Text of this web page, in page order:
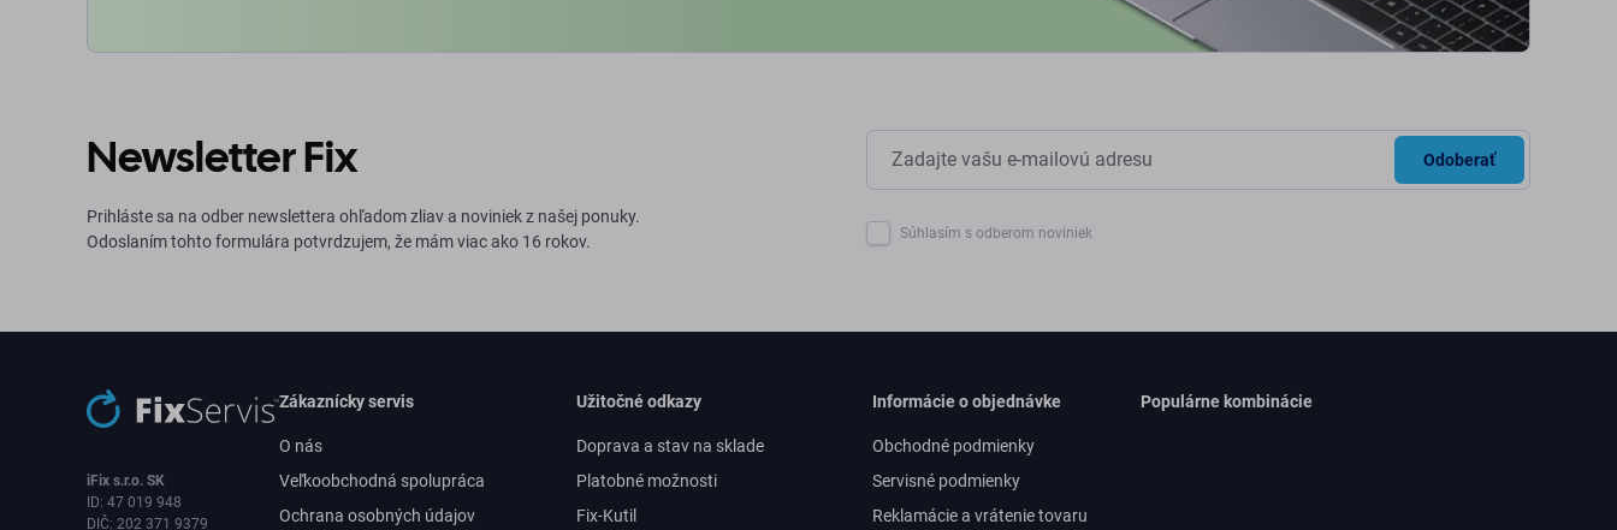
Newsletter Fix
Prihláste sa na odber newslettera ohľadom zliav a noviniek z našej ponuky.
Odoslaním tohto formulára potvrdzujem, že mám viac ako 16 rokov.
Odoberať
Súhlasím s odberom noviniek
iFix s.r.o. SK
ID: 47 019 948
DIČ: 202 371 9379
Zákaznícky servis
O nás
Veľkoobchodná spolupráca
Ochrana osobných údajov
Užitočné odkazy
Doprava a stav na sklade
Platobné možnosti
Fix-Kutil
Informácie o objednávke
Obchodné podmienky
Servisné podmienky
Reklamácie a vrátenie tovaru
Populárne kombinácie